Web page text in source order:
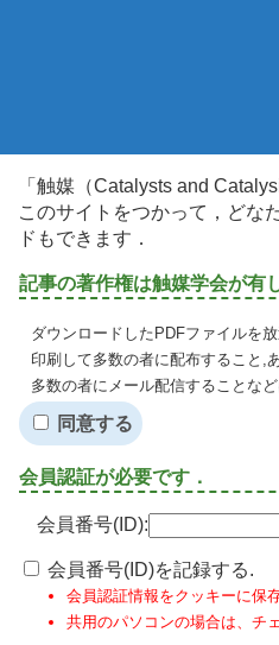
「触媒（Catalysts and
このサイトをつかって，どな
ドもできます．
記事の著作権は触媒学会が有
ダウンロードしたPDFファイルを
印刷して多数の者に配布すること,
多数の者にメール配信することな
同意する
会員認証が必要です．
会員番号(ID):
会員番号(ID)を記録する.
会員認証情報をクッキーに保
共用のパソコンの場合は、チ